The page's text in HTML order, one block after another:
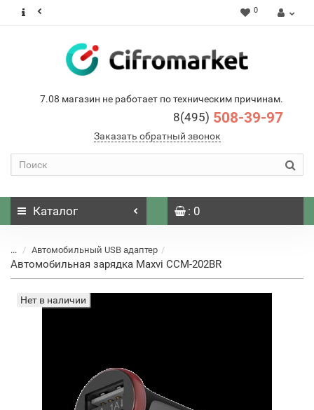
0
7.08 магазин не работает по техническим причинам.
8(495) 508-39-97
Заказать обратный звонок
Каталог : 0
... Автомобильный USB адаптер
Автомобильная зарядка Maxvi CCM-202BR
Нет в наличии